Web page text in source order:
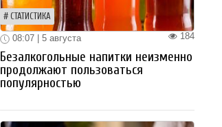
СТАТИСТИКА
184
08:07 | 5 августа
Безалкогольные напитки неизменно
продолжают пользоваться
популярностью